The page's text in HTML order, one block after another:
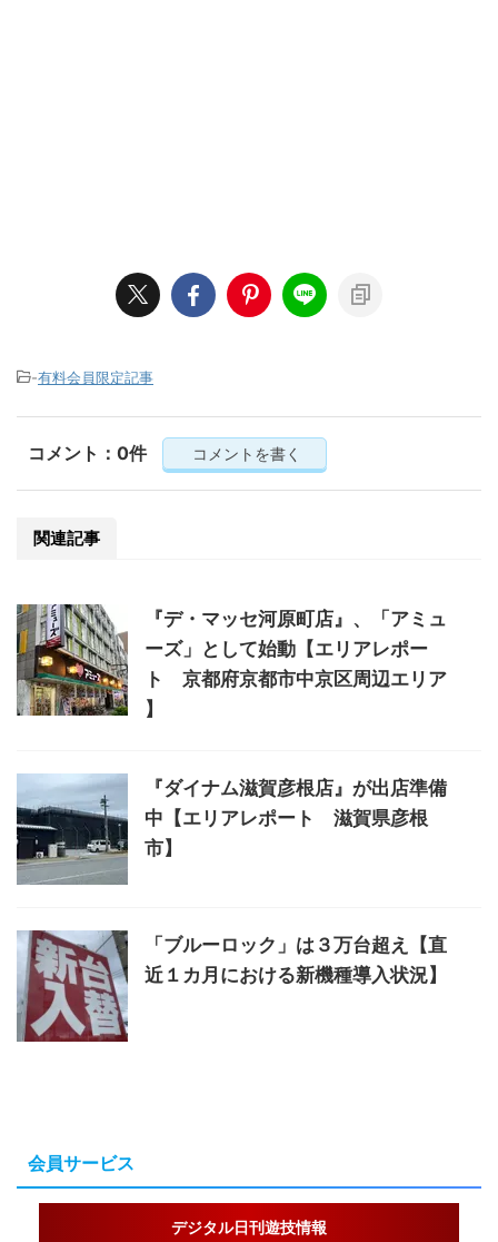
-有料会員限定記事
コメント：0件 コメントを書く
関連記事
『デ・マッセ河原町店』、「アミュ
ーズ」として始動【エリアレポー
ト 京都府京都市中京区周辺エリア
】
『ダイナム滋賀彦根店』が出店準備
中【エリアレポート 滋賀県彦根
市】
「ブルーロック」は３万台超え【直
近１カ月における新機種導入状況】
会員サービス
デジタル日刊遊技情報